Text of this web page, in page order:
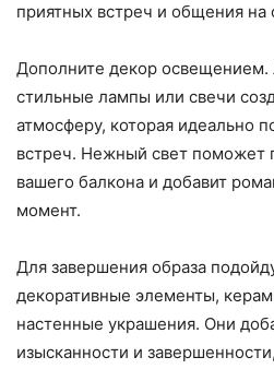
приятных встреч и общения на
Дополните декор освещением.
стильные лампы или свечи
атмосферу, которая идеально
встреч. Нежный свет поможет
вашего балкона и добавит
момент.
Для завершения образа
декоративные элементы,
настенные украшения. Они
изысканности и